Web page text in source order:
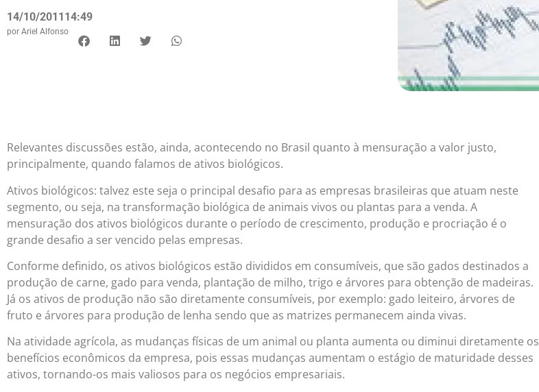
14/10/2011 14:49
por Ariel Alfonso
Relevantes discussões estão, ainda, acontecendo no Brasil quanto à mensuração a valor justo,
principalmente, quando falamos de ativos biológicos.
Ativos biológicos: talvez este seja o principal desafio para as empresas brasileiras que atuam neste
segmento, ou seja, na transformação biológica de animais vivos ou plantas para a venda. A
mensuração dos ativos biológicos durante o período de crescimento, produção e procriação é o
grande desafio a ser vencido pelas empresas.
Conforme definido, os ativos biológicos estão divididos em consumíveis, que são gados destinados a
produção de carne, gado para venda, plantação de milho, trigo e árvores para obtenção de madeiras.
Já os ativos de produção não são diretamente consumíveis, por exemplo: gado leiteiro, árvores de
fruto e árvores para produção de lenha sendo que as matrizes permanecem ainda vivas.
Na atividade agrícola, as mudanças físicas de um animal ou planta aumenta ou diminui diretamente os
benefícios econômicos da empresa, pois essas mudanças aumentam o estágio de maturidade desses
ativos, tornando-os mais valiosos para os negócios empresariais.